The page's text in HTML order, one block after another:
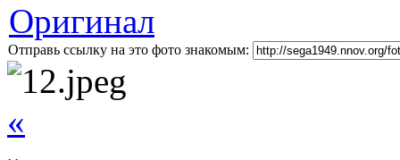
Оригинал
Отправь ссылку на это фото знакомым:
«